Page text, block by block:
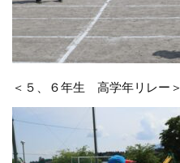
＜５、６年生 高学年リレー＞